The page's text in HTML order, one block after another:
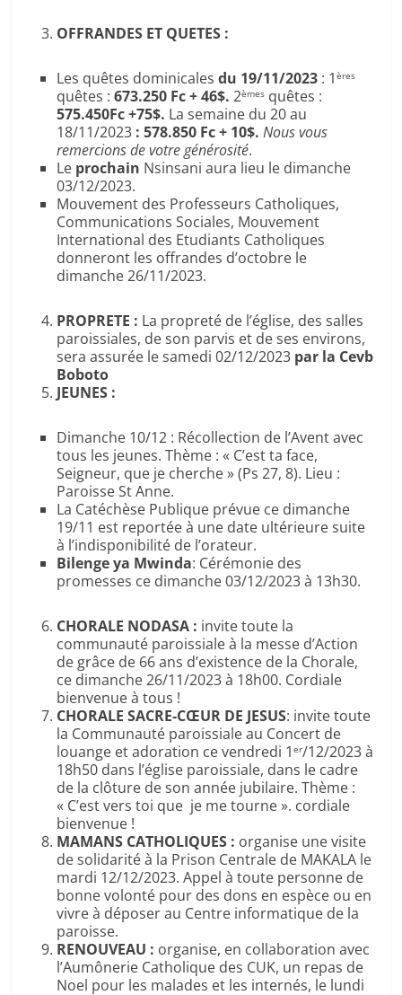
OFFRANDES ET QUETES :
Les quêtes dominicalesdu 19/11/2023 : 1ères
quêtes :673.250 Fc + 46$. 2èmes quêtes :
575.450Fc +75$. La semaine du 20 au
18/11/2023 : 578.850 Fc + 10$.Nous vous
remercions de votre générosité.
Le prochain Nsinsani aura lieu le dimanche
03/12/2023.
Mouvement des Professeurs Catholiques,
Communications Sociales, Mouvement
International des Etudiants Catholiques
donneront les offrandes d’octobre le
dimanche 26/11/2023.
PROPRETE : La propreté de l’église, des salles
paroissiales, de son parvis et de ses environs,
sera assurée le samedi 02/12/2023 par la Cevb
Boboto
JEUNES :
Dimanche 10/12 : Récollection de l’Avent avec
tous les jeunes. Thème : « C’est ta face,
Seigneur, que je cherche » (Ps 27, 8). Lieu :
Paroisse St Anne.
La Catéchèse Publique prévue ce dimanche
19/11 est reportée à une date ultérieure suite
à l’indisponibilité de l’orateur.
Bilenge ya Mwinda: Cérémonie des
promesses ce dimanche 03/12/2023 à 13h30.
CHORALE NODASA : invite toute la
communauté paroissiale à la messe d’Action
de grâce de 66 ans d’existence de la Chorale,
ce dimanche 26/11/2023 à 18h00. Cordiale
bienvenue à tous !
CHORALE SACRE-CŒUR DE JESUS: invite toute
la Communauté paroissiale au Concert de
louange et adoration ce vendredi 1er/12/2023 à
18h50 dans l’église paroissiale, dans le cadre
de la clôture de son année jubilaire. Thème :
« C’est vers toi que je me tourne ». cordiale
bienvenue !
MAMANS CATHOLIQUES : organise une visite
de solidarité à la Prison Centrale de MAKALA le
mardi 12/12/2023. Appel à toute personne de
bonne volonté pour des dons en espèce ou en
vivre à déposer au Centre informatique de la
paroisse.
RENOUVEAU : organise, en collaboration avec
l’Aumônerie Catholique des CUK, un repas de
Noel pour les malades et les internés, le lundi